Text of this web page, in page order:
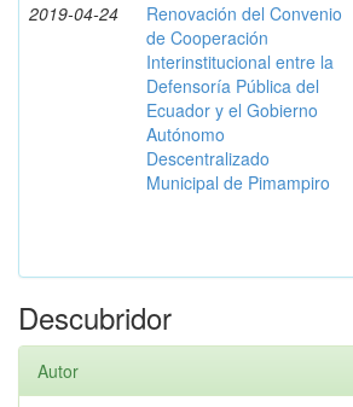
2019-04-24
Renovación del Convenio
de Cooperación
Interinstitucional entre la
Defensoría Pública del
Ecuador y el Gobierno
Autónomo
Descentralizado
Municipal de Pimampiro
Descubridor
Autor